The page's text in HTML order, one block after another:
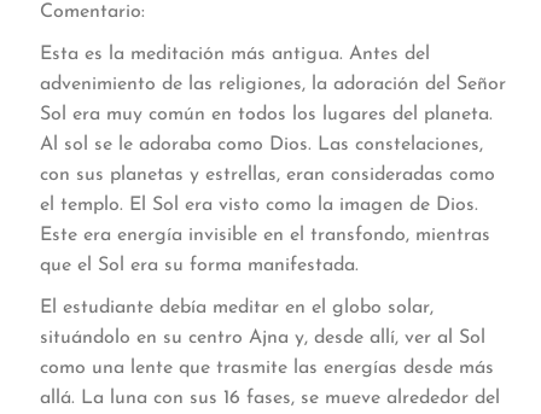
Comentario:
Esta es la meditación más antigua. Antes del
advenimiento de las religiones, la adoración del Señor
Sol era muy común en todos los lugares del planeta.
Al sol se le adoraba como Dios. Las constelaciones,
con sus planetas y estrellas, eran consideradas como
el templo. El Sol era visto como la imagen de Dios.
Este era energía invisible en el transfondo, mientras
que el Sol era su forma manifestada.
El estudiante debía meditar en el globo solar,
situándolo en su centro Ajna y, desde allí, ver al Sol
como una lente que trasmite las energías desde más
allá. La luna con sus 16 fases, se mueve alrededor del